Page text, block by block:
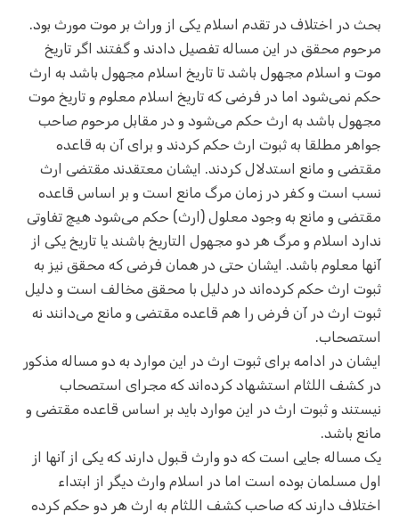
بحث در اختلاف در تقدم اسلام یکی از وراث بر موت مورث بود.
مرحوم محقق در این مساله تفصیل دادند و گفتند اگر تاریخ
موت و اسلام مجهول باشد تا تاریخ اسلام مجهول باشد به ارث
حکم نمی‌شود اما در فرضی که تاریخ اسلام معلوم و تاریخ موت
مجهول باشد به ارث حکم می‌شود و در مقابل مرحوم صاحب
جواهر مطلقا به ثبوت ارث حکم کردند و برای آن به قاعده
مقتضی و مانع استدلال کردند. ایشان معتقدند مقتضی ارث
نسب است و کفر در زمان مرگ مانع است و بر اساس قاعده
مقتضی و مانع به وجود معلول (ارث) حکم می‌شود هیچ تفاوتی
ندارد اسلام و مرگ هر دو مجهول التاریخ باشند یا تاریخ یکی از
آنها معلوم باشد. ایشان حتی در همان فرضی که محقق نیز به
ثبوت ارث حکم کرده‌اند در دلیل با محقق مخالف است و دلیل
ثبوت ارث در آن فرض را هم قاعده مقتضی و مانع می‌دانند نه
استصحاب.
ایشان در ادامه برای ثبوت ارث در این موارد به دو مساله مذکور
در کشف اللثام استشهاد کرده‌اند که مجرای استصحاب
نیستند و ثبوت ارث در این موارد باید بر اساس قاعده مقتضی و
مانع باشد.
یک مساله جایی است که دو وارث قبول دارند که یکی از آنها از
اول مسلمان بوده است اما در اسلام وارث دیگر از ابتداء
اختلاف دارند که صاحب کشف اللثام به ارث هر دو حکم کرده